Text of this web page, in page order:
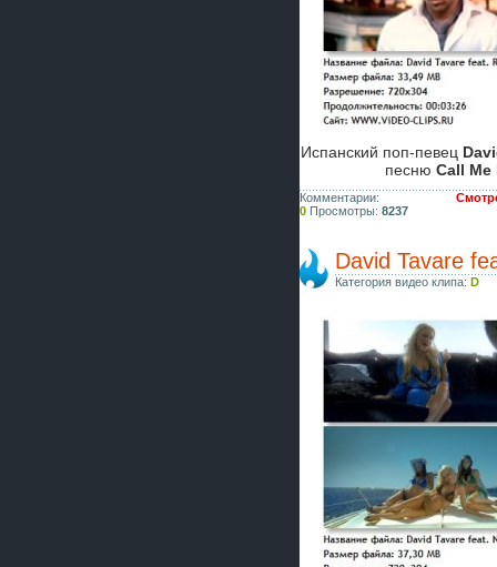
Испанский поп-певец
песнюCall Me
Комментарии:
0 Просмотры: 8237
David Tavare
Категория видео клипа: D